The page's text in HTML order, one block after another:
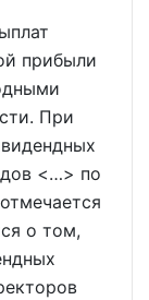
прибыли
При
<…> по
о том,